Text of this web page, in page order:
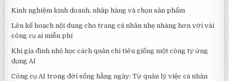
Kinh nghiệm kinh doanh, nhập hàng và chọn sản phẩm
Lên kế hoạch nội dung cho trang cá nhân nhẹ nhàng hơn với vài
công cụ ai miễn phí
Khi gia đình nhỏ học cách quản chi tiêu giống một công ty ứng
dụng AI
Công cụ AI trong đời sống hằng ngày: Từ quản lý việc cá nhân